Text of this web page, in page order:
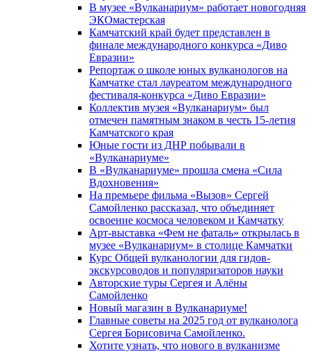
В музее «Вулканариум» работает новогодняя
ЭКОмастерская
Камчатский край будет представлен в
финале международного конкурса «Диво
Евразии»
Репортаж о школе юных вулканологов на
Камчатке стал лауреатом международного
фестиваля-конкурса «Диво Евразии»
Коллектив музея «Вулканариум» был
отмечен памятным знаком в честь 15-летия
Камчатского края
Юные гости из ДНР побывали в
«Вулканариумe»
В «Вулканариуме» прошла смена «Сила
Вдохновения»
На премьере фильма «Вызов» Сергей
Самойленко рассказал, что объединяет
освоение космоса человеком и Камчатку
Арт-выставка «Фем не фаталь» открылась в
музее «Вулканариум» в столице Камчатки
Курс Общей вулканологии для гидов-
экскурсоводов и популяризаторов науки
Авторские туры Сергея и Алёны
Самойленко
Новый магазин в Вулканариуме!
Главные советы на 2025 год от вулканолога
Сергея Борисовича Самойленко.
Хотите узнать, что нового в вулканизме